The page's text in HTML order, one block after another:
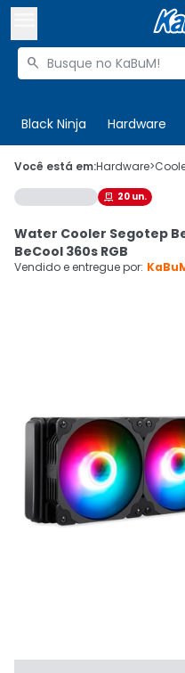
Buscar produtos

Black Ninja Hardware
 Olá. Acesse sua
 Departamentos
Cupons
Você está em:Hardware>
 20 un.
Water Cooler Segotep
BeCool 360s RGB
Vendido e entregue por: